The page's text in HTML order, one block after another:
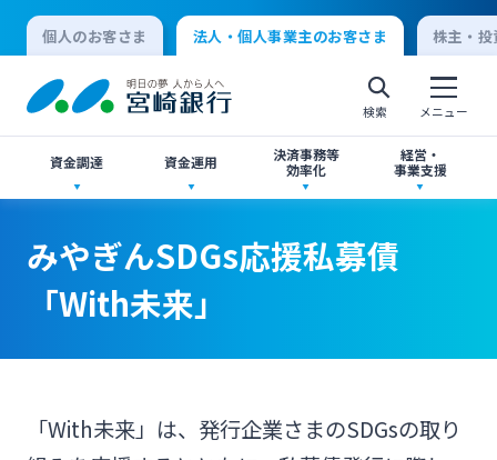
個人のお客さま 法人・個人事業主のお客さま 株主・
検索 メニュー
資金調達 資金運用
決済事務等
効率化
経営・
事業支援
創業サポート
事業資金・経営サポート
ご預金
外貨預金
法人向けネットバンキングサービス「てきぱき
ネット」
みやぎん「でんさいサービス」
事業承継・M&A
IT・デジタル化支援
個人向けインターネットバンキング
ログオン
法人向けインターネットバンキング
みやぎんSDGs応援私募債
「With未来」
「With未来」は、発行企業さまのSDGsの取り